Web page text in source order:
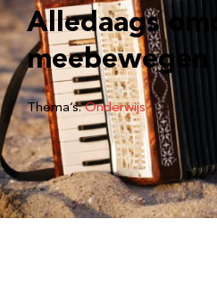
Alledaags
meebewegen
Thema’s:Onderwijs